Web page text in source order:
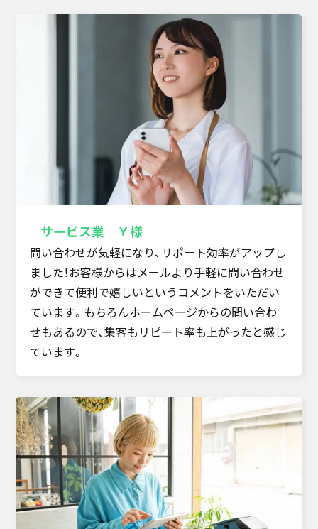
サービス業 Ｙ様
問い合わせが気軽になり、サポート効率がアップし
ました！お客様からはメールより手軽に問い合わせ
ができて便利で嬉しいというコメントをいただい
ています。もちろんホームページからの問い合わ
せもあるので、集客もリピート率も上がったと感じ
ています。